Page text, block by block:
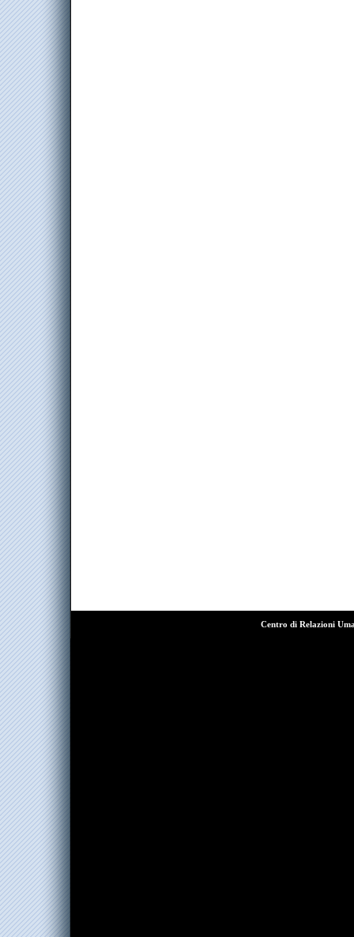
Centro di Relazioni